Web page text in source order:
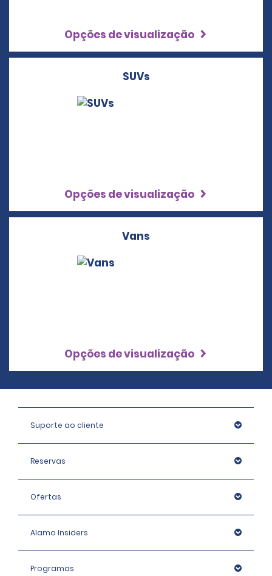
Opções de visualização
SUVs
Opções de visualização
Vans
Opções de visualização
Suporte ao cliente
Reservas
Ofertas
Alamo Insiders
Programas